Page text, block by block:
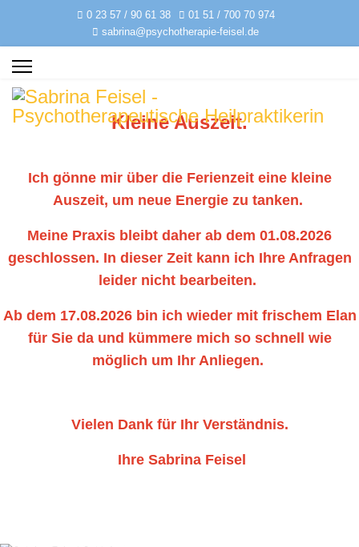
0 23 57 / 90 61 38
01 51 / 700 70 974
sabrina@psychotherapie-feisel.de
Kleine Auszeit.
Ich gönne mir über die Ferienzeit eine kleine
Auszeit, um neue Energie zu tanken.
Meine Praxis bleibt daher ab dem 01.08.2026
geschlossen. In dieser Zeit kann ich Ihre Anfragen
leider nicht bearbeiten.
Ab dem 17.08.2026 bin ich wieder mit frischem Elan
für Sie da und kümmere mich so schnell wie
möglich um Ihr Anliegen.
Vielen Dank für Ihr Verständnis.
Ihre Sabrina Feisel